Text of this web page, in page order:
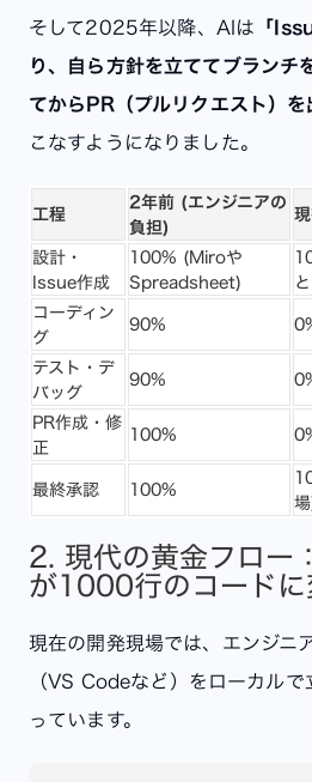
そして2025年以降、AIは 「
り、自ら方針を立ててブランチ
てからPR（プルリクエスト）を
こなすようになりました。
工程
2年前 (エンジニアの
負担)
設計・
Issue作成
100% (Miroや
Spreadsheet)
コーディン
グ
90%
テスト・デ
バッグ
90%
PR作成・修
正
100%
最終承認 100%
2. 現代の黄金フロー
が1000行のコード
現在の開発現場では、エンジニ
（VS Codeなど）をローカル
っています。